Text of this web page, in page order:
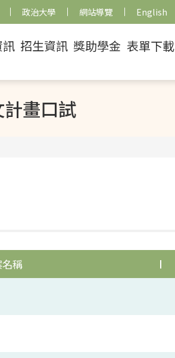
政治大學 網站導覽 English
招生資訊 獎助學金 表單下載
畫口試
稱